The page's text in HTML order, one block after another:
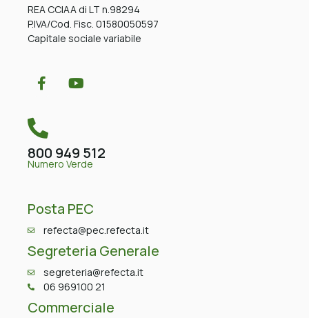
REA CCIAA di LT n.98294
P.IVA/Cod. Fisc. 01580050597
Capitale sociale variabile
800 949 512
Numero Verde
Posta PEC
refecta@pec.refecta.it
Segreteria Generale
segreteria@refecta.it
06 969100 21
Commerciale